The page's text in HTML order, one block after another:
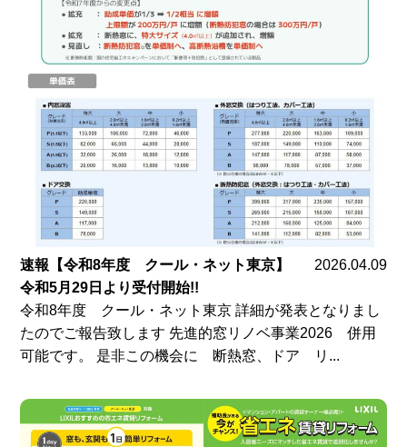
速報【令和8年度 クール・ネット東京】
令和5月29日より受付開始!!
2026.04.09
令和8年度 クール・ネット東京 詳細が発表となりまし
たのでご報告致します 先進的窓リノベ事業2026 併用
可能です。 是非この機会に 断熱窓、ドア リ...